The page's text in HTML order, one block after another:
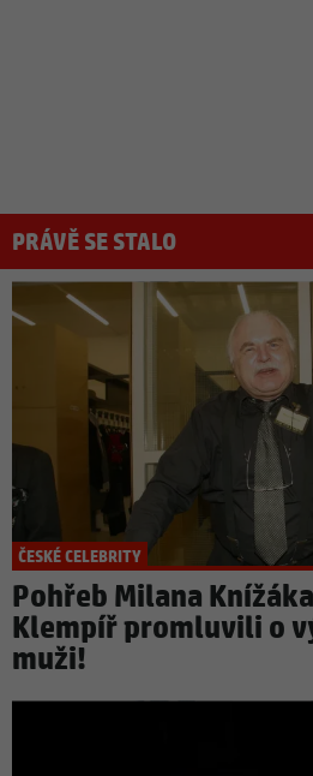
PRÁVĚ SE STALO
ČESKÉ CELEBRITY
Pohřeb Milana
Klempíř promluvili o
muži!